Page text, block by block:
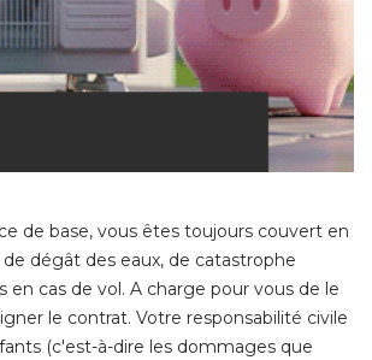
de base, vous êtes toujours couvert en
dégât des eaux, de catastrophe
en cas de vol. A charge pour vous de le
le contrat. Votre responsabilité civile
(c'est-à-dire les dommages que